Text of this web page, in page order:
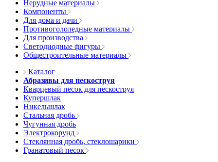
Нерудные материалы
Компоненты
Для дома и дачи
Противогололедные материалы
Для производства
Светодиодные фигуры
Общестроительные материалы
Каталог
Абразивы для пескоструя
Кварцевый песок для пескоструя
Купершлак
Никельшлак
Стальная дробь
Чугунная дробь
Электрокорунд
Стеклянная дробь, стеклошарики
Гранатовый песок